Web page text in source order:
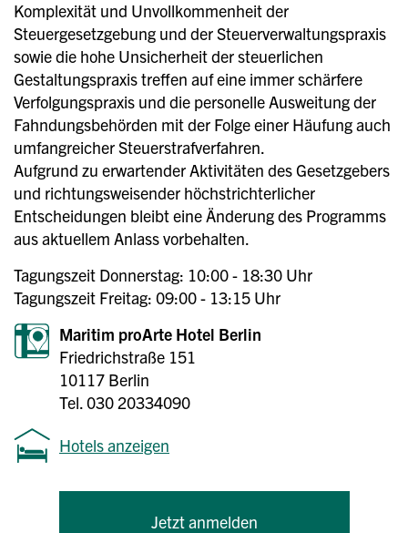
Komplexität und Unvollkommenheit der
Steuergesetzgebung und der Steuerverwaltungspraxis
sowie die hohe Unsicherheit der steuerlichen
Gestaltungspraxis treffen auf eine immer schärfere
Verfolgungspraxis und die personelle Ausweitung der
Fahndungsbehörden mit der Folge einer Häufung auch
umfangreicher Steuerstrafverfahren.
Aufgrund zu erwartender Aktivitäten des Gesetzgebers
und richtungsweisender höchstrichterlicher
Entscheidungen bleibt eine Änderung des Programms
aus aktuellem Anlass vorbehalten.
Tagungszeit Donnerstag: 10:00 - 18:30 Uhr
Tagungszeit Freitag: 09:00 - 13:15 Uhr
Maritim proArte Hotel Berlin
Friedrichstraße 151
10117 Berlin
Tel. 030 20334090
Hotels anzeigen
Jetzt anmelden